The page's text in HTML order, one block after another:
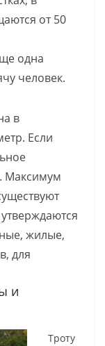
от 50
одна
человек.
в
Если
Максимум
жилые,
для
и
Троту